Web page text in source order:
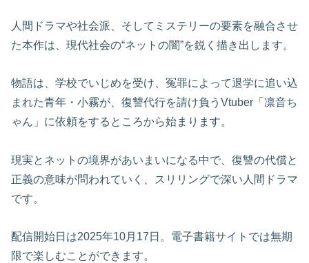
人間ドラマや社会派、そしてミステリーの要素を融合させ
た本作は、現代社会の“ネットの闇”を鋭く描き出します。
物語は、学校でいじめを受け、冤罪によって退学に追い込
まれた青年・小霧が、復讐代行を請け負うVtuber「凛音ち
ゃん」に依頼をするところから始まります。
現実とネットの境界があいまいになる中で、復讐の代償と
正義の意味が問われていく、スリリングで深い人間ドラマ
です。
配信開始日は2025年10月17日。電子書籍サイトでは無期
限で楽しむことができます。